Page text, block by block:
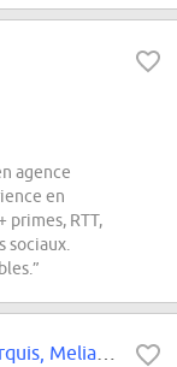
agence
en
primes, RTT,